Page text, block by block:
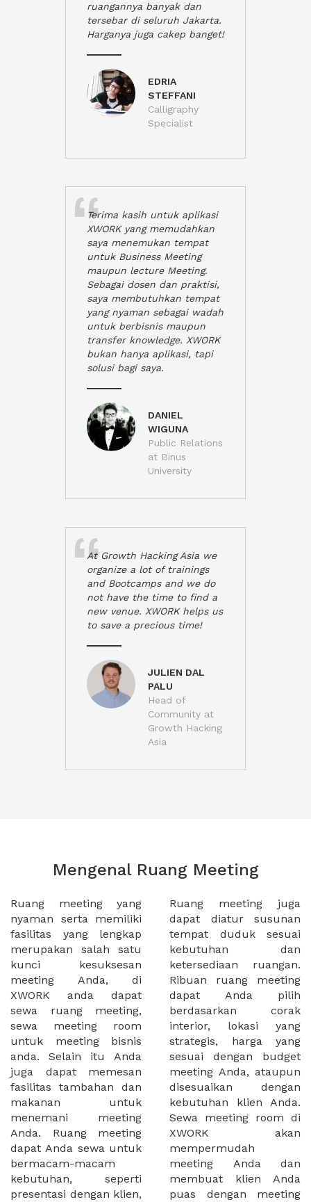
ruangannya banyak dan
tersebar di seluruh Jakarta.
Harganya juga cakep banget!
EDRIA
STEFFANI
Calligraphy
Specialist
Terima kasih untuk aplikasi
XWORK yang memudahkan
saya menemukan tempat
untuk Business Meeting
maupun lecture Meeting.
Sebagai dosen dan praktisi,
saya membutuhkan tempat
yang nyaman sebagai wadah
untuk berbisnis maupun
transfer knowledge. XWORK
bukan hanya aplikasi, tapi
solusi bagi saya.
DANIEL
WIGUNA
Public Relations
at Binus
University
At Growth Hacking Asia we
organize a lot of trainings
and Bootcamps and we do
not have the time to find a
new venue. XWORK helps us
to save a precious time!
JULIEN DAL
PALU
Head of
Community at
Growth Hacking
Asia
Mengenal Ruang Meeting
Ruang meeting yang
nyaman serta memiliki
fasilitas yang lengkap
merupakan salah satu
kunci kesuksesan
meeting Anda, di
XWORK anda dapat
sewa ruang meeting,
sewa meeting room
untuk meeting bisnis
anda. Selain itu Anda
juga dapat memesan
fasilitas tambahan dan
makanan untuk
menemani meeting
Anda. Ruang meeting
dapat Anda sewa untuk
bermacam-macam
kebutuhan, seperti
presentasi dengan klien,
Ruang meeting juga
dapat diatur susunan
tempat duduk sesuai
kebutuhan dan
ketersediaan ruangan.
Ribuan ruang meeting
dapat Anda pilih
berdasarkan corak
interior, lokasi yang
strategis, harga yang
sesuai dengan budget
meeting Anda, ataupun
disesuaikan dengan
kebutuhan klien Anda.
Sewa meeting room di
XWORK akan
mempermudah
meeting Anda dan
membuat klien Anda
puas dengan meeting